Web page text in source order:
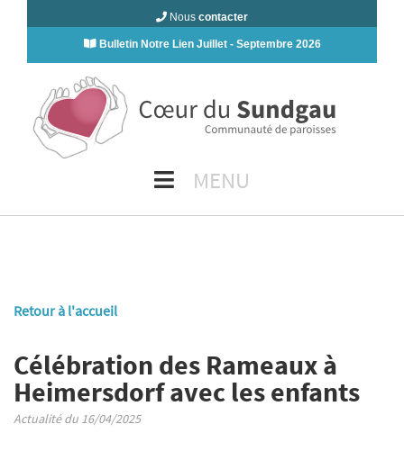
Nous contacter
Bulletin Notre Lien Juillet - Septembre 2026
MENU
Retour à l'accueil
Célébration des Rameaux à
Heimersdorf avec les enfants
Actualité du 16/04/2025